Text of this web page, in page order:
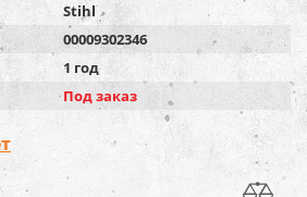
Stihl
00009302346
1 год
Под заказ